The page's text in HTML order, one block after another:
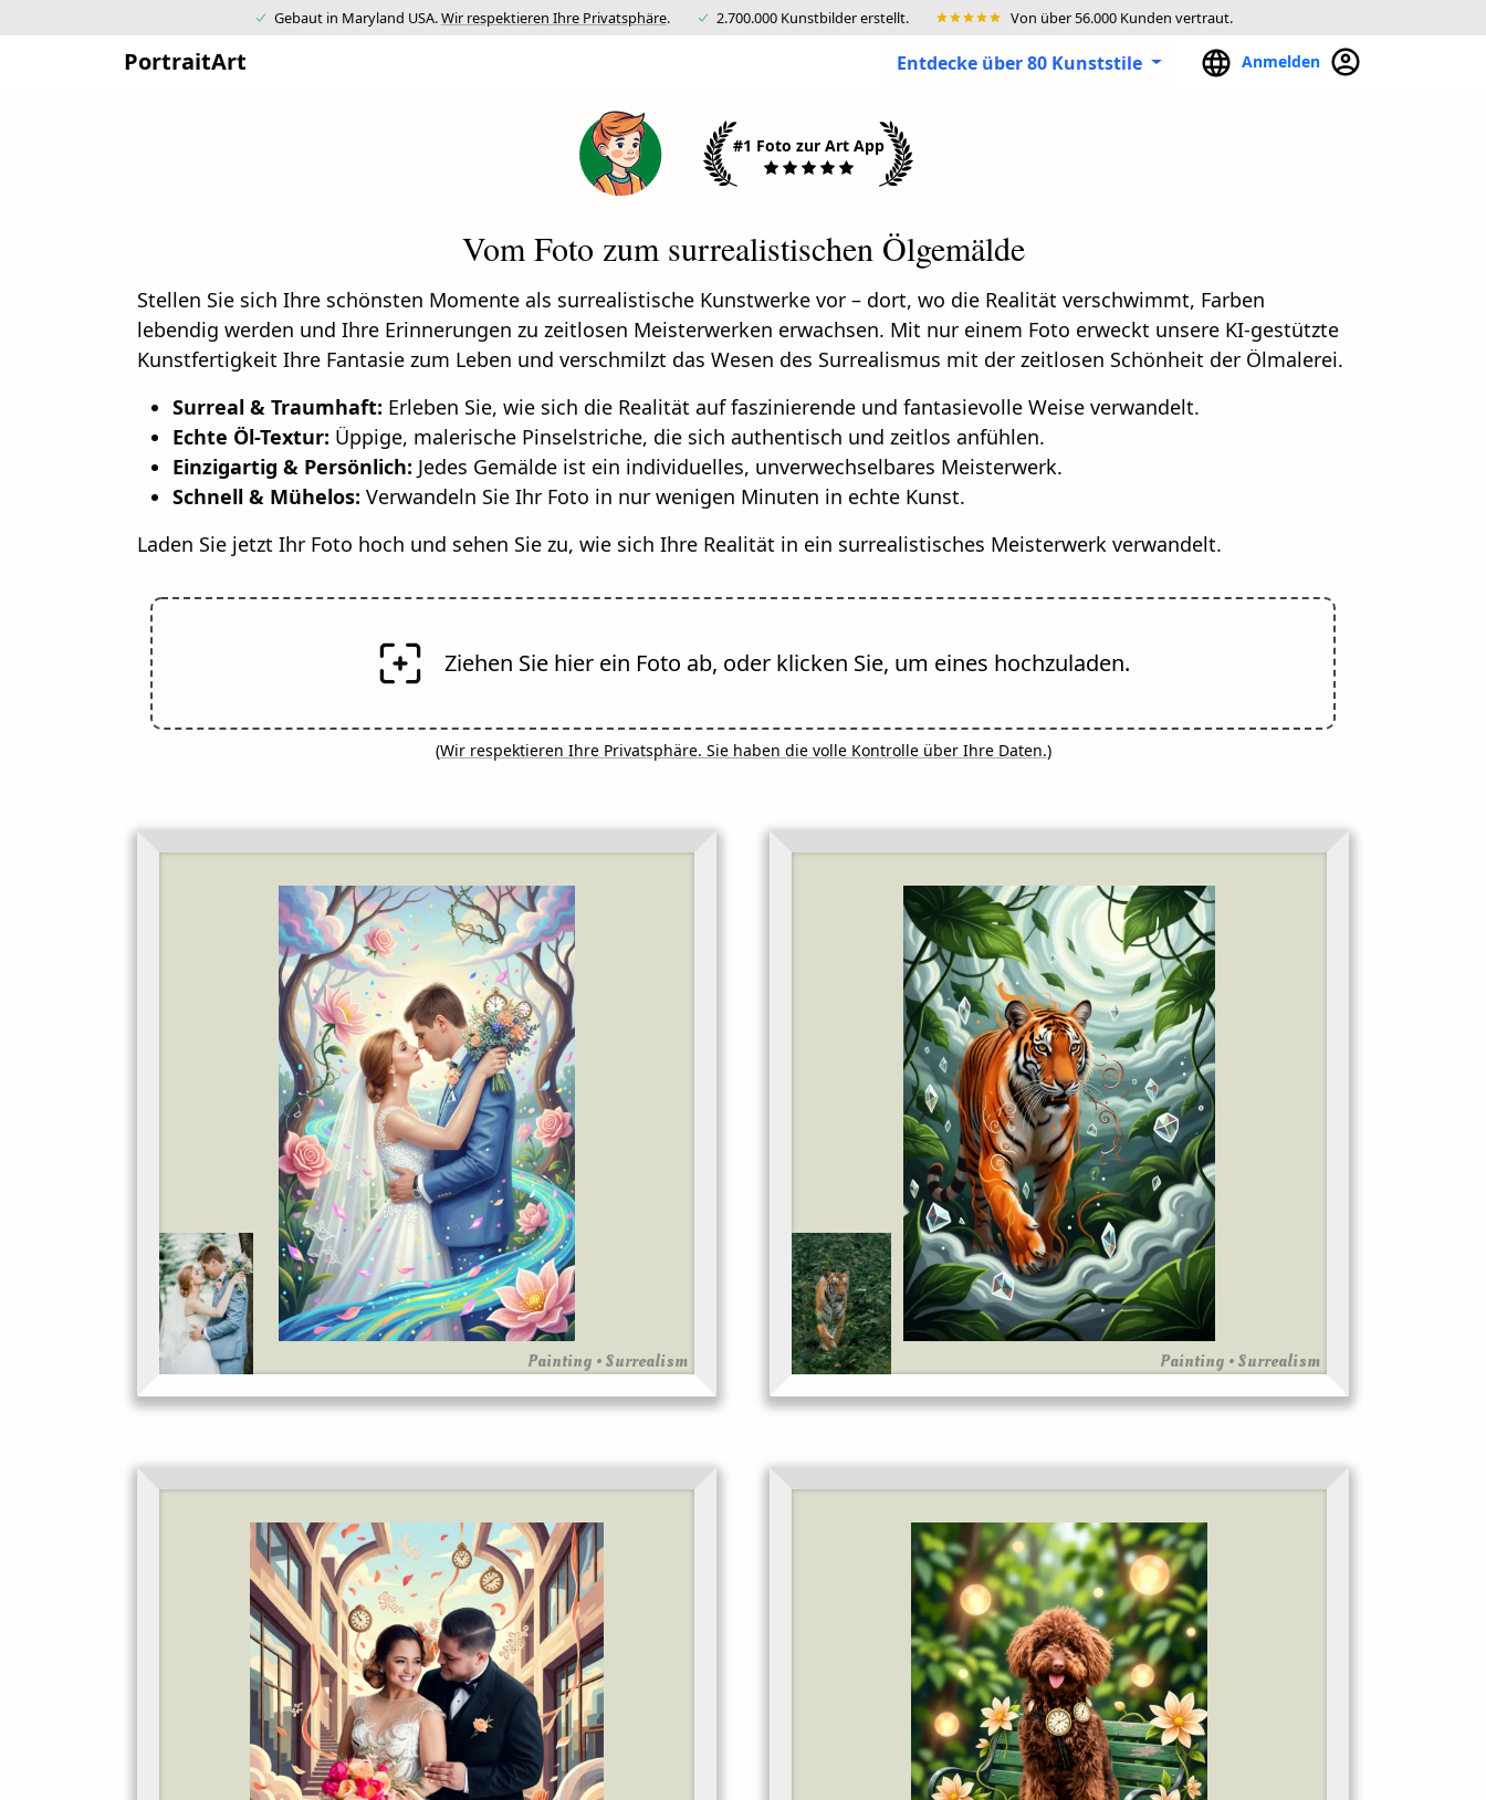
Gebaut in Maryland USA.Wir respektieren Ihre Privatsphäre. 2.700.000 Kunstbilder erstellt. Von über 56.000 Kunden vertraut.
PortraitArt Anmelden
Entdecke über 80 Kunststile
#1 Foto zur Art App
Vom Foto zum surrealistischen Ölgemälde
Stellen Sie sich Ihre schönsten Momente als surrealistische Kunstwerke vor – dort, wo die Realität verschwimmt, Farben
lebendig werden und Ihre Erinnerungen zu zeitlosen Meisterwerken erwachsen. Mit nur einem Foto erweckt unsere KI-gestützte
Kunstfertigkeit Ihre Fantasie zum Leben und verschmilzt das Wesen des Surrealismus mit der zeitlosen Schönheit der Ölmalerei.
Surreal & Traumhaft: Erleben Sie, wie sich die Realität auf faszinierende und fantasievolle Weise verwandelt.
Echte Öl-Textur: Üppige, malerische Pinselstriche, die sich authentisch und zeitlos anfühlen.
Einzigartig & Persönlich: Jedes Gemälde ist ein individuelles, unverwechselbares Meisterwerk.
Schnell & Mühelos: Verwandeln Sie Ihr Foto in nur wenigen Minuten in echte Kunst.
Laden Sie jetzt Ihr Foto hoch und sehen Sie zu, wie sich Ihre Realität in ein surrealistisches Meisterwerk verwandelt.
Ziehen Sie hier ein Foto ab, oder klicken Sie, um eines hochzuladen.
(Wir respektieren Ihre Privatsphäre. Sie haben die volle Kontrolle über Ihre Daten.)
Painting • Surrealism Painting • Surrealism